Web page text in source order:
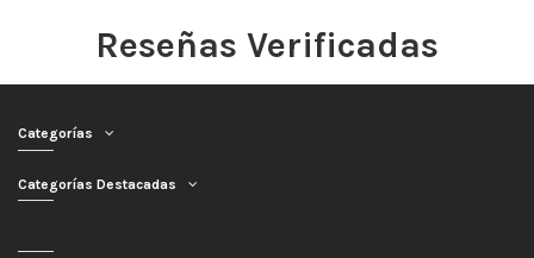
Reseñas Verificadas
Categorías
Categorías Destacadas